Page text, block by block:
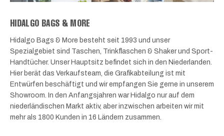
HIDALGO BAGS & MORE
Hidalgo Bags & More besteht seit 1993 und unser
Spezialgebiet sind Taschen, Trinkflaschen & Shaker und Sport-
Handtücher. Unser Hauptsitz befindet sich in den Niederlanden.
Hier berät das Verkaufsteam, die Grafikabteilung ist mit
Entwürfen beschäftigt und wir empfangen Sie gerne in unserem
Showroom. In den Anfangsjahren war Hidalgo nur auf dem
niederländischen Markt aktiv, aber inzwischen arbeiten wir mit
mehr als 1800 Kunden in 16 Ländern zusammen.